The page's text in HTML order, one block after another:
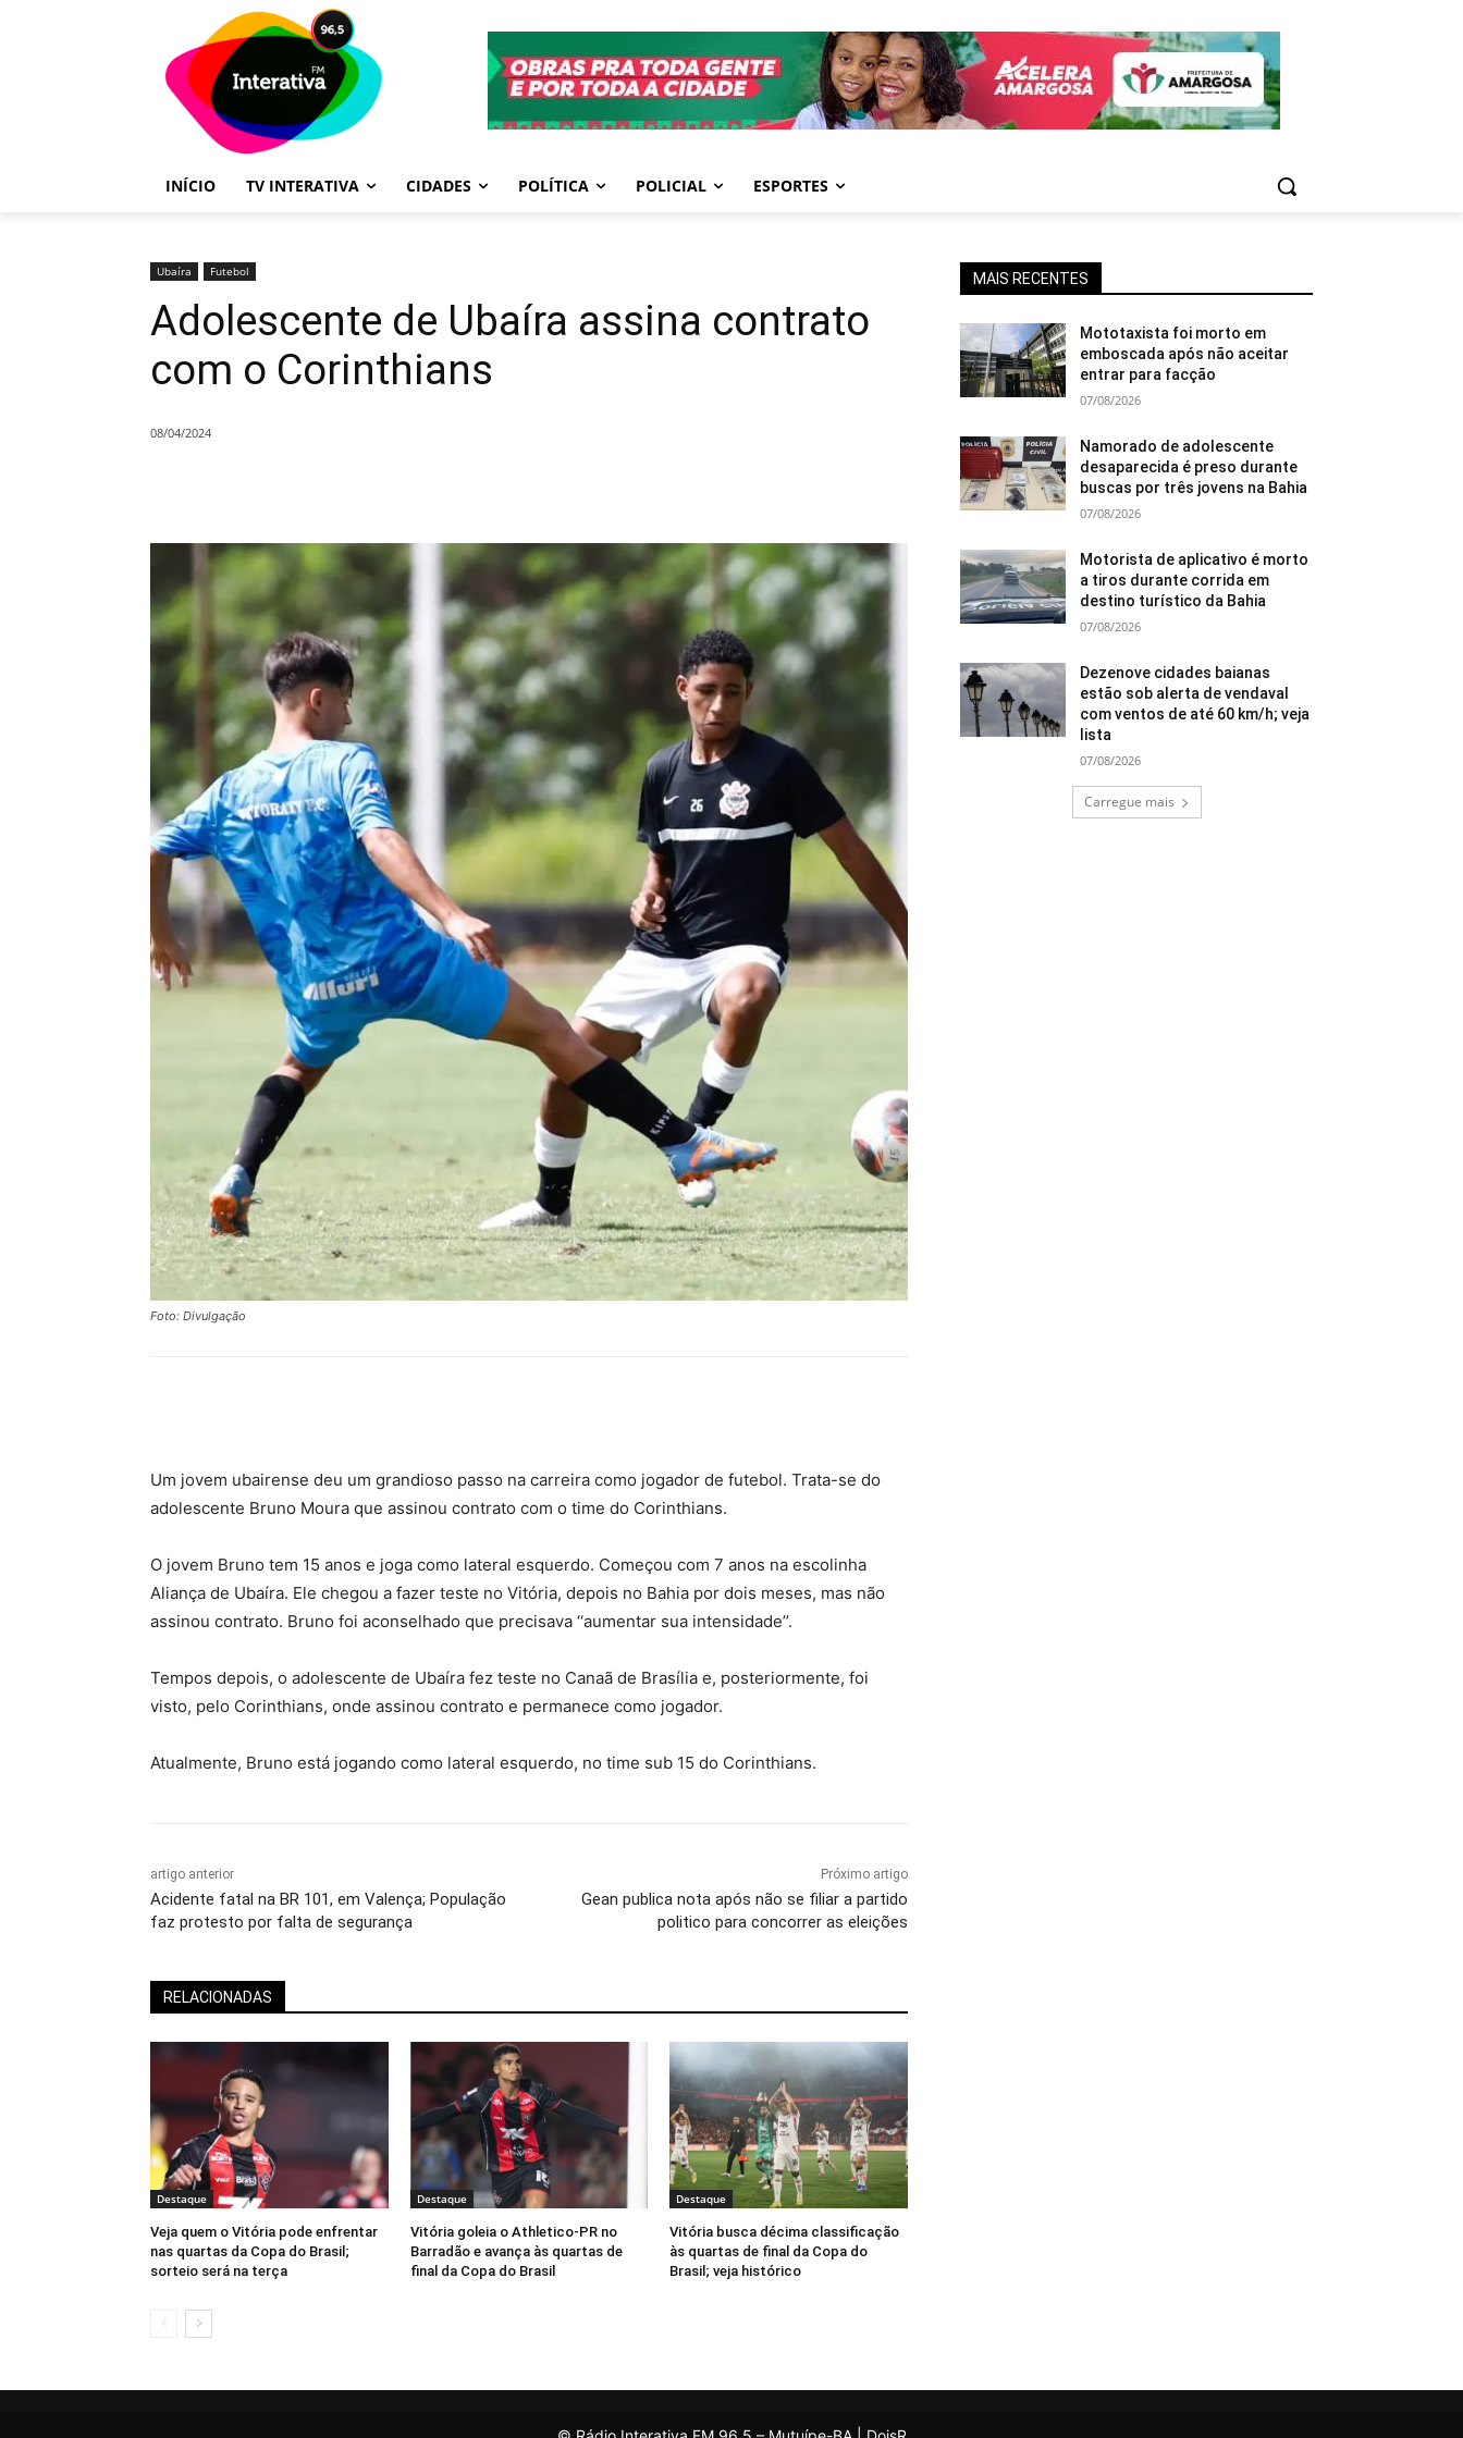
INÍCIO TV INTERATIVA CIDADES POLÍTICA POLICIAL ESPORTES
Ubaíra Futebol
Adolescente de Ubaíra assina contrato
com o Corinthians
08/04/2024
Foto: Divulgação
Um jovem ubairense deu um grandioso passo na carreira como jogador de futebol. Trata-se do
adolescente Bruno Moura que assinou contrato com o time do Corinthians.
O jovem Bruno tem 15 anos e joga como lateral esquerdo. Começou com 7 anos na escolinha
Aliança de Ubaíra. Ele chegou a fazer teste no Vitória, depois no Bahia por dois meses, mas não
assinou contrato. Bruno foi aconselhado que precisava ‘‘aumentar sua intensidade’’.
Tempos depois, o adolescente de Ubaíra fez teste no Canaã de Brasília e, posteriormente, foi
visto, pelo Corinthians, onde assinou contrato e permanece como jogador.
Atualmente, Bruno está jogando como lateral esquerdo, no time sub 15 do Corinthians.
artigo anterior
Acidente fatal na BR 101, em Valença; População
faz protesto por falta de segurança
Próximo artigo
Gean publica nota após não se filiar a partido
politico para concorrer as eleições
RELACIONADAS
Destaque
Veja quem o Vitória pode enfrentar
nas quartas da Copa do Brasil;
sorteio será na terça
Destaque
Vitória goleia o Athletico-PR no
Barradão e avança às quartas de
final da Copa do Brasil
Destaque
Vitória busca décima classificação
às quartas de final da Copa do
Brasil; veja histórico
MAIS RECENTES
Mototaxista foi morto em
emboscada após não aceitar
entrar para facção
07/08/2026
Namorado de adolescente
desaparecida é preso durante
buscas por três jovens na Bahia
07/08/2026
Motorista de aplicativo é morto
a tiros durante corrida em
destino turístico da Bahia
07/08/2026
Dezenove cidades baianas
estão sob alerta de vendaval
com ventos de até 60 km/h; veja
lista
07/08/2026
Carregue mais